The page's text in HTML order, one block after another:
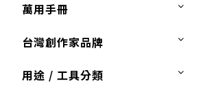
萬用手冊
台灣創作家品牌
用途 / 工具分類